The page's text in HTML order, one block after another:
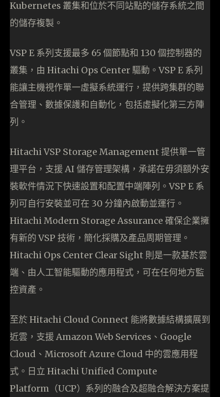
Kubernetes 叢集和位於不同站點的儲存系統之間
的儲存複製。
VSP E 系列支援最多 65 個節點和 130 個控制器的
叢集，由 Hitachi Ops Center 驅動。VSP E 系列
能讓主機視作單一虛擬系統運行，提供跨集群的聯
合管理、數據保護和自動化，包括虛擬化第三方陣
列。
Hitachi VSP Storage Management 提供單一管
理平台，支援 AI 儲存管理架構，承諾在毋須額外安
裝軟件情況下快速設置和配置中端陣列。VSP E 系
列可自行安裝並可在 30 分鐘內啟動並運行。
Hitachi Modern Storage Assurance 確保企業擁
有新的 VSP 技術，簡化採購及產品周期管理。
Hitachi Ops Center Clear Sight 則是一款基於雲
端、由人工智能驅動的應用程式，可在任何地方監
控資產。
至於 Hitachi Cloud Connect 能將數據結構擴展到
近雲，支援 Amazon Web Services、Google
Cloud、Microsoft Azure Cloud 中的雲應用程
式。日立 Hitachi Unified Compute
Platform（UCP）系列的融合及超融合解決方案提